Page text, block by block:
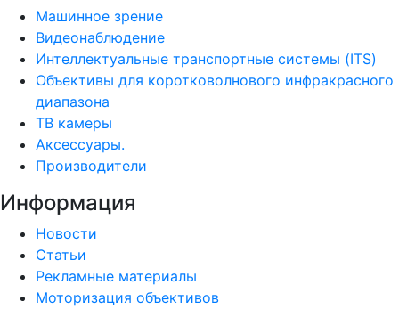
Машинное зрение
Видеонаблюдение
Интеллектуальные транспортные системы (ITS)
Объективы для коротковолнового инфракрасного
диапазона
ТВ камеры
Аксессуары.
Производители
Информация
Новости
Статьи
Рекламные материалы
Моторизация объективов